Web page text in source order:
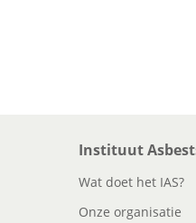
Instituut
Wat doet het IAS?
Onze organisatie